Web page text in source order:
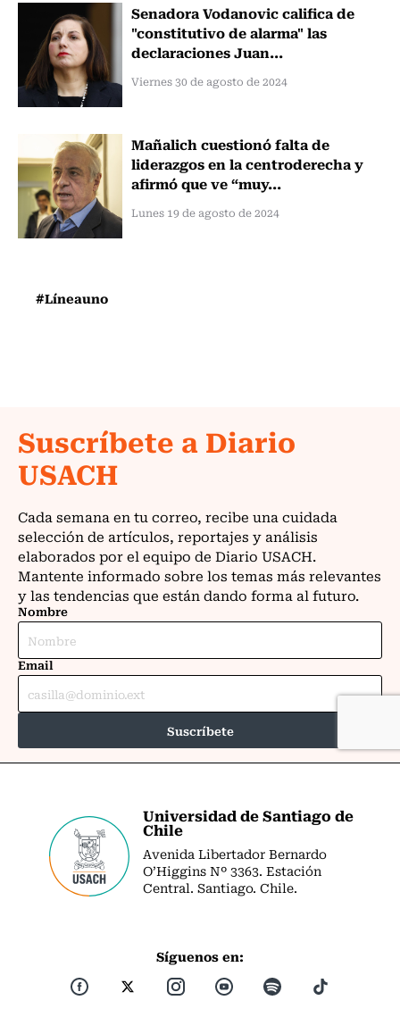
Senadora Vodanovic califica de
"constitutivo de alarma" las
declaraciones Juan...
Viernes 30 de agosto de 2024
Mañalich cuestionó falta de
liderazgos en la centroderecha y
afirmó que ve “muy...
Lunes 19 de agosto de 2024
#Líneauno
Universidad de Santiago de
Chile
Avenida Libertador Bernardo
O’Higgins Nº 3363. Estación
Central. Santiago. Chile.
Síguenos en: